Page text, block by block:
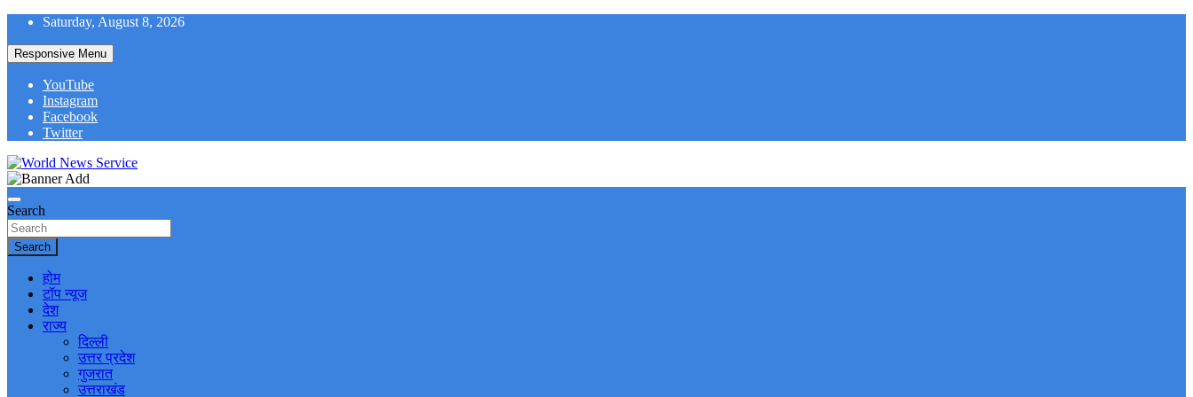
Skip
content
Saturday, August 8, 2026
Responsive Menu
YouTube
Instagram
Facebook
Twitter
World News Service
Search
Search
होम
टॉप न्यूज
देश
राज्य
दिल्ली
उत्तर प्रदेश
गुजरात
उत्तराखंड